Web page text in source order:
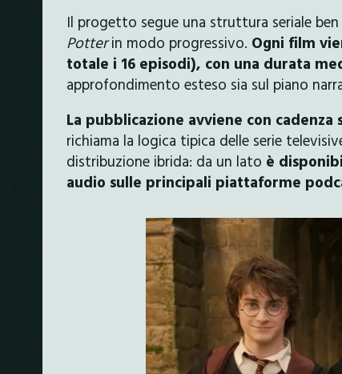
Il progetto segue una struttura seriale
Potterin modo progressivo. Ogni film
totale i 16 episodi), con una durata
approfondimento esteso sia sul piano
La pubblicazione avviene con cadenza
richiama la logica tipica delle serie
distribuzione ibrida: da un lato è
audio sulle principali piattaforme